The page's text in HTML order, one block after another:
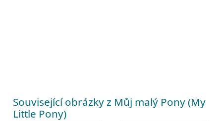
Související obrázky z Můj malý Pony (My
Little Pony)